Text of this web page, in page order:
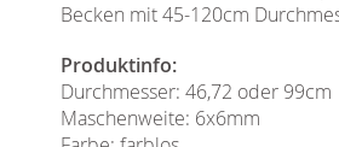
Becken mit 45-120cm
Produktinfo:
Durchmesser: 46,72 oder 99cm
Maschenweite: 6x6mm